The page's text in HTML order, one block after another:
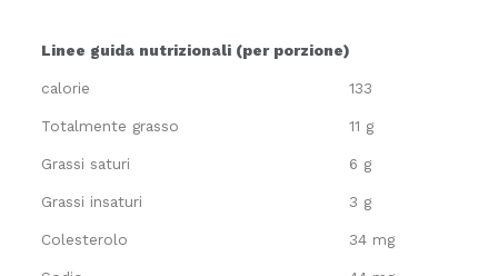
Linee guida nutrizionali (per porzione)
calorie 133
Totalmente grasso 11 g
Grassi saturi 6 g
Grassi insaturi 3 g
Colesterolo 34 mg